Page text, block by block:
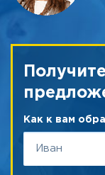
Как к вам